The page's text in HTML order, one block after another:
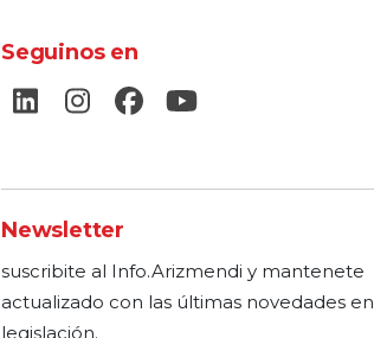
Seguinos en
Newsletter
suscribite al Info.Arizmendi y mantenete
actualizado con las últimas novedades en
legislación.